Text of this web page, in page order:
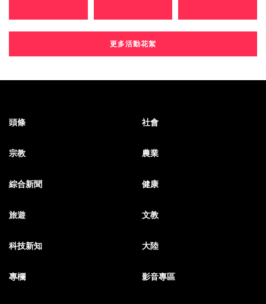
更多活動花絮
頭條 社會
宗教 農業
綜合新聞 健康
旅遊 文教
科技新知 大陸
專欄 影音專區